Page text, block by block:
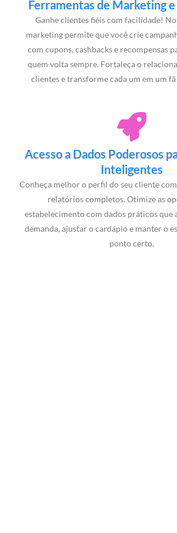
Ferramentas de Marketing
Ganhe clientes fiéis com facilidade!
marketing permite que você crie
com cupons, cashbacks e recompensas
quem volta sempre. Fortaleça o
clientes e transforme cada um em um
Acesso a Dados Poderosos
Inteligentes
Conheça melhor o perfil do seu cliente
relatórios completos. Otimize as
estabelecimento com dados práticos que
demanda, ajustar o cardápio e manter o
ponto certo.